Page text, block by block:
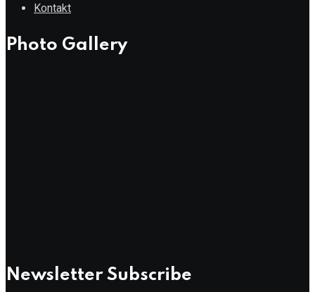
Kontakt
Photo Gallery
Newsletter Subscribe